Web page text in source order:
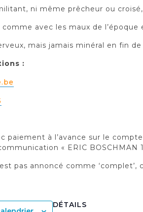
ni même prêcheur ou croisé,
comme avec les maux de
mais jamais minéral en fin
:
paiement à l’avance sur le
« ERIC BOSCHMAN
pas annoncé comme ‘complet’,
DÉTAILS